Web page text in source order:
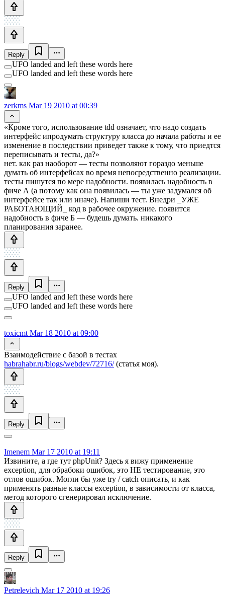
Reply
UFO landed and left these words here
UFO landed and left these words here
zerkms Mar 19 2010 at 00:39
«Кроме того, использование tdd означает, что надо создать
интерфейс ипродумать структуру класса до начала работы и ее
изменение в последствии приведет также к тому, что приедтся
переписывать и тесты, да?»
нет. как раз наоборот — тесты позволяют гораздо меньше
думать об интерфейсах во время непосредственно реализации.
тесты пишутся по мере надобности. появилась надобность в
фиче А (а потому как она появилась — ты уже задумался об
интерфейсе так или иначе). Напиши тест. Внедри _УЖЕ
РАБОТАЮЩИЙ_ код в рабочее окружение. появится
надобность в фиче Б — будешь думать. никакого
планирования заранее.
Reply
UFO landed and left these words here
UFO landed and left these words here
toxicmt Mar 18 2010 at 09:00
Взаимодействие с базой в тестах
habrahabr.ru/blogs/webdev/72716/(статья моя).
Reply
Imenem Mar 17 2010 at 19:11
Извините, а где тут phpUnit? Здесь я вижу применение
exception, для обрабоки ошибок, это НЕ тестирование, это
отлов ошибок. Могли бы уже try / catch описать, и как
применять разные классы exception, в зависимости от класса,
метод которого сгенерировал исключение.
Reply
Petrelevich Mar 17 2010 at 19:26